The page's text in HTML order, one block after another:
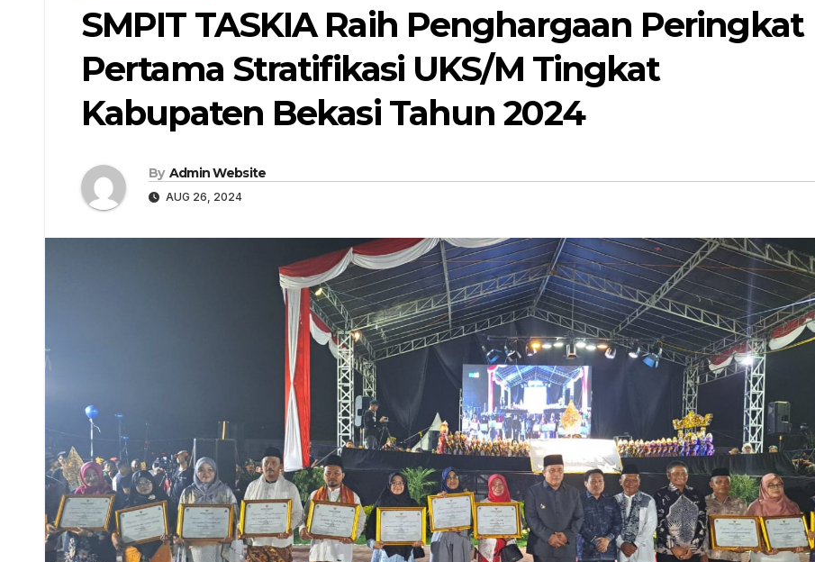
SMPIT TASKIA Raih Penghargaan Peringkat
Pertama Stratifikasi UKS/M Tingkat
Kabupaten Bekasi Tahun 2024
By Admin Website
AUG 26, 2024